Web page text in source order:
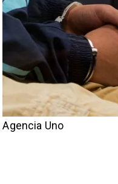
Agencia Uno